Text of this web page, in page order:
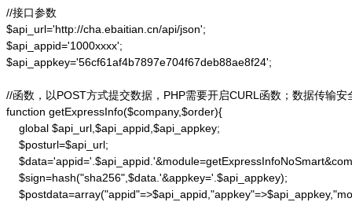
//接口参数
$api_url='http://cha.ebaitian.cn/api/json';
$api_appid='1000xxxx';
$api_appkey='56cf61af4b7897e704f67deb88ae8f24';
//函数，以POST方式提交数据，PHP需要开启CURL函数；数据传输安
function getExpressInfo($company,$order){
    global $api_url,$api_appid,$api_appkey;
    $posturl=$api_url;
    $sign=hash("sha256",$data.'&appkey='.$api_appkey);